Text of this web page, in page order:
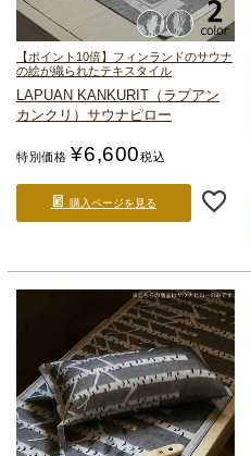
【ポイント10倍】フィンランドのサウナ
の絵が織られたテキスタイル
LAPUAN KANKURIT（ラプアン
カンクリ） サウナピロー
特別価格 ¥6,600税込
購入ページを見る